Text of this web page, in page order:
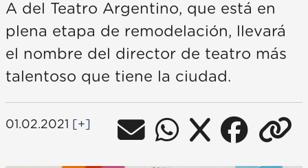
A del Teatro Argentino, que está en
plena etapa de remodelación, llevará
el nombre del director de teatro más
talentoso que tiene la ciudad.
01.02.2021 [+]